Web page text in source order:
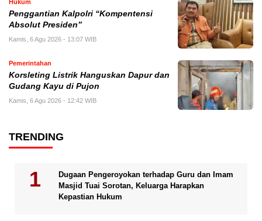
Hukum
Penggantian Kalpolri “Kompentensi
Absolut Presiden”
Kamis, 6 Agu 2026 - 13:07 WIB
Pemerintahan
Korsleting Listrik Hanguskan Dapur dan
Gudang Kayu di Pujon
Kamis, 6 Agu 2026 - 12:42 WIB
TRENDING
Dugaan Pengeroyokan terhadap Guru dan Imam
Masjid Tuai Sorotan, Keluarga Harapkan
Kepastian Hukum